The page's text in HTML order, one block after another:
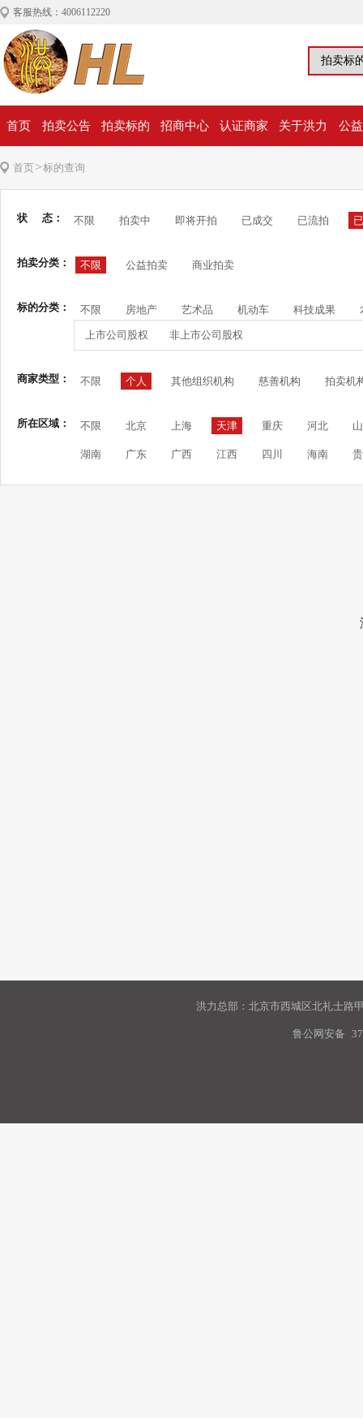
客服热线：4006112220
首页 拍卖公告 拍卖标的 招商中心 认证商家 关于洪力 公
首页>标的查询
状 态： 不限 拍卖中 即将开拍 已成交 已流拍
拍卖分类： 不限 公益拍卖 商业拍卖
标的分类： 不限 房地产 艺术品 机动车 科技成果
上市公司股权 非上市公司股权
商家类型： 不限 个人 其他组织机构 慈善机构 拍卖机
所在区域： 不限 北京 上海 天津 重庆 河北
湖南 广东 广西 江西 四川 海南
洪力总部：北京市西城区北礼士路
鲁公网安备